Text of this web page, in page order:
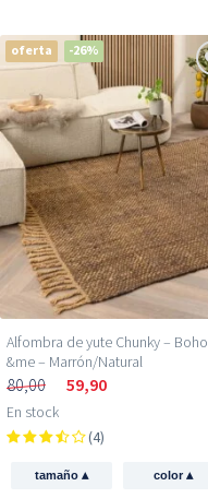
oferta -26%
Alfombra de yute Chunky – Boho
&me – Marrón/Natural
80,00 59,90
En stock
(4)
tamaño ▴ color▴